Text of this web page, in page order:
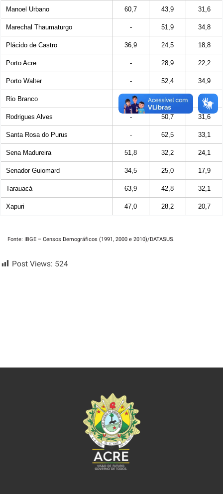
Manoel Urbano 60,7 43,9 31,6
Marechal Thaumaturgo - 51,9 34,8
Plácido de Castro 36,9 24,5 18,8
Porto Acre - 28,9 22,2
Porto Walter - 52,4 34,9
Rio Branco 21,7 12,9 8,9
Rodrigues Alves - 50,7 31,6
Santa Rosa do Purus - 62,5 33,1
Sena Madureira 51,8 32,2 24,1
Senador Guiomard 34,5 25,0 17,9
Tarauacá 63,9 42,8 32,1
Xapuri 47,0 28,2 20,7
Fonte: IBGE – Censos Demográficos (1991, 2000 e 2010)/DATASUS.
Post Views: 524